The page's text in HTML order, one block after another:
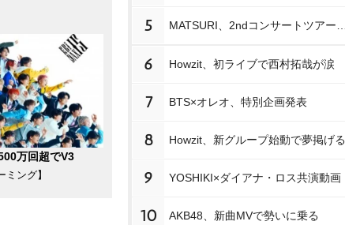
万回超でV3
ング】
5
6 Howzit、初ライブで西村拓哉が涙
7 BTS×オレオ、特別企画発表
8 Howzit、新グループ始動で夢掲げる
9 YOSHIKI×ダイアナ・ロス共演動画
10 AKB48、新曲MVで勢いに乗る